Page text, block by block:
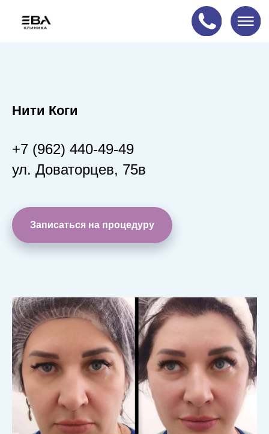
Нити Коги
+7 (962) 440-49-49
ул. Доваторцев, 75в
Записаться на процедуру